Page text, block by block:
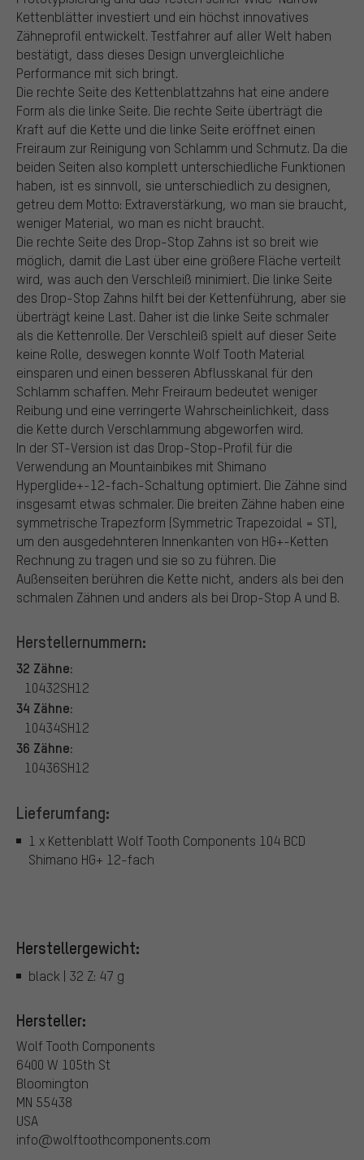
Kettenblätter investiert und ein höchst innovatives
Zähneprofil entwickelt. Testfahrer auf aller Welt haben
bestätigt, dass dieses Design unvergleichliche
Performance mit sich bringt.
Die rechte Seite des Kettenblattzahns hat eine andere
Form als die linke Seite. Die rechte Seite überträgt die
Kraft auf die Kette und die linke Seite eröffnet einen
Freiraum zur Reinigung von Schlamm und Schmutz. Da die
beiden Seiten also komplett unterschiedliche Funktionen
haben, ist es sinnvoll, sie unterschiedlich zu designen,
getreu dem Motto: Extraverstärkung, wo man sie braucht,
weniger Material, wo man es nicht braucht.
Die rechte Seite des Drop-Stop Zahns ist so breit wie
möglich, damit die Last über eine größere Fläche verteilt
wird, was auch den Verschleiß minimiert. Die linke Seite
des Drop-Stop Zahns hilft bei der Kettenführung, aber sie
überträgt keine Last. Daher ist die linke Seite schmaler
als die Kettenrolle. Der Verschleiß spielt auf dieser Seite
keine Rolle, deswegen konnte Wolf Tooth Material
einsparen und einen besseren Abflusskanal für den
Schlamm schaffen. Mehr Freiraum bedeutet weniger
Reibung und eine verringerte Wahrscheinlichkeit, dass
die Kette durch Verschlammung abgeworfen wird.
In der ST-Version ist das Drop-Stop-Profil für die
Verwendung an Mountainbikes mit Shimano
Hyperglide+-12-fach-Schaltung optimiert. Die Zähne sind
insgesamt etwas schmaler. Die breiten Zähne haben eine
symmetrische Trapezform (Symmetric Trapezoidal = ST),
um den ausgedehnteren Innenkanten von HG+-Ketten
Rechnung zu tragen und sie so zu führen. Die
Außenseiten berühren die Kette nicht, anders als bei den
schmalen Zähnen und anders als bei Drop-Stop A und B.
Herstellernummern:
32 Zähne:
10432SH12
34 Zähne:
10434SH12
36 Zähne:
10436SH12
Lieferumfang:
1 x Kettenblatt Wolf Tooth Components 104 BCD
Shimano HG+ 12-fach
Herstellergewicht:
black | 32 Z: 47 g
Hersteller:
Wolf Tooth Components
6400 W 105th St
Bloomington
MN 55438
USA
info@wolftoothcomponents.com